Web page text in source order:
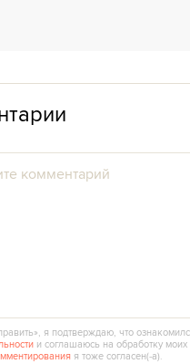
я подтверждаю, что
и соглашаюсь на обработку
я тоже согласен(‑а).